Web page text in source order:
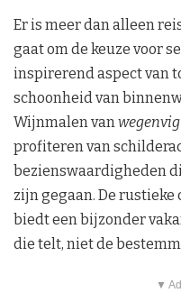
Er is meer dan alleen
gaat om de keuze voor
inspirerend aspect van
schoonheid van
Wijnmalen van
profiteren van
bezienswaardigheden
zijn gegaan. De
biedt een bijzonder
die telt, niet de
▼